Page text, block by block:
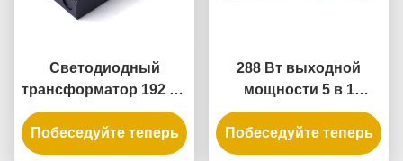
Светодиодный
трансформатор 192 Вт
5-в-1 с регулировкой
яркости, степень
защиты IP65, для
Побеседуйте теперь
288 Вт выходной
мощности 5 в 1
светодиодный
драйвер с
затуманиванием с
Побеседуйте теперь